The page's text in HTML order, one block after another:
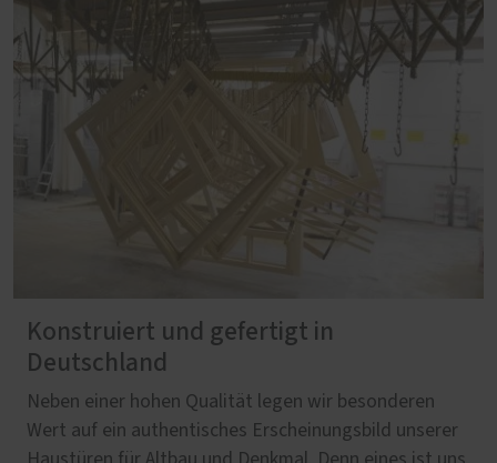
Konstruiert und gefertigt in
Deutschland
Neben einer hohen Qualität legen wir besonderen
Wert auf ein authentisches Erscheinungsbild unserer